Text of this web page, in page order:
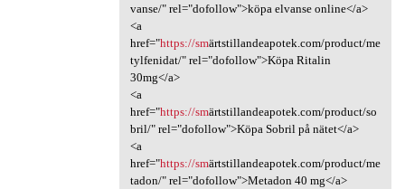
vanse/" rel="dofollow">köpa elvanse online</a>
<a
href="https://smärtstillandeapotek.com/product/me
tylfenidat/" rel="dofollow">Köpa Ritalin
30mg</a>
<a
href="https://smärtstillandeapotek.com/product/so
bril/" rel="dofollow">Köpa Sobril på nätet</a>
<a
href="https://smärtstillandeapotek.com/product/me
tadon/" rel="dofollow">Metadon 40 mg</a>